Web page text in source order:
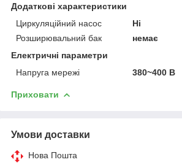
Додаткові характеристики
Циркуляційний насос
Ні
Розширювальний бак
немає
Електричні параметри
Напруга мережі
380~400 В
Приховати
Умови доставки
Нова Пошта